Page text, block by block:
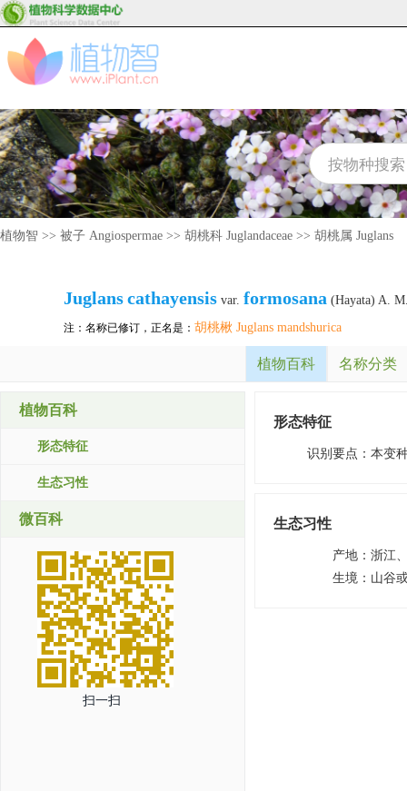
植物智 >> 被子 Angiospermae >> 胡桃科 Juglandaceae >> 胡桃属 Juglans
Juglanscathayensis var. formosana (Hayata) A.
注：名称已修订，正名是： 胡桃楸 Juglans mandshurica
植物百科 名称分类
植物百科
形态特征
生态习性
微百科
扫一扫
形态特征
识别要点 ： 本变
生态习性
产地 ： 浙江
生境 ： 山谷